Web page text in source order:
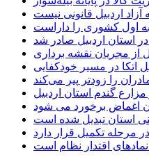
اردبیل قانونی نیست
اول کشوری را داراست
استان اردبیل صادر شد
از مجریان نقشه برداری
اتکا در مسیر خودکفایی
را زودتر پیر می‌کند
گندم استان اردبیل
اغماض برخورد می شود
استان تبدیل شده است
مرحله تکمیل قرار دارد
اقتدار نظام است